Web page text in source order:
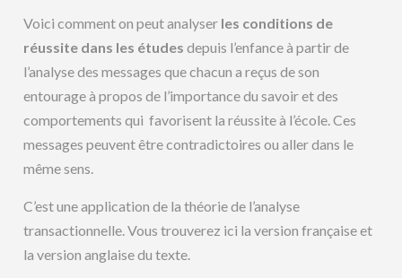
Voici comment on peut analyser les conditions de
réussite dans les études depuis l’enfance à partir de
l’analyse des messages que chacun a reçus de son
entourage à propos de l’importance du savoir et des
comportements qui favorisent la réussite à l’école. Ces
messages peuvent être contradictoires ou aller dans le
même sens.
C’est une application de la théorie de l’analyse
transactionnelle. Vous trouverez ici la version française et
la version anglaise du texte.